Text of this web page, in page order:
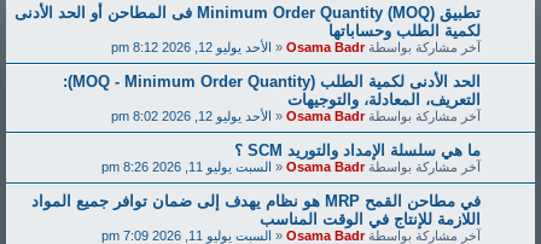
تطبيق Minimum Order Quantity (MOQ) فى المطاحن أو الحد الأدنى
لكمية الطلب وحساباتها
آخر مشاركة بواسطةOsama Badr
«الأحد يوليو 12, 2026 8:12 pm
الحد الأدنى لكمية الطلب (MOQ - Minimum Order Quantity):
التعريف، المعادلة، والتوجيهات
آخر مشاركة بواسطةOsama Badr
«الأحد يوليو 12, 2026 8:02 pm
ما هي سلسلة الإمداد والتوريد SCM ؟
آخر مشاركة بواسطةOsama Badr
«السبت يوليو 11, 2026 8:26 pm
في مطاحن القمح MRP هو نظام يهدف إلى ضمان توافر جميع المواد
اللازمة للإنتاج في الوقت المناسب
آخر مشاركة بواسطةOsama Badr
«السبت يوليو 11, 2026 7:09 pm